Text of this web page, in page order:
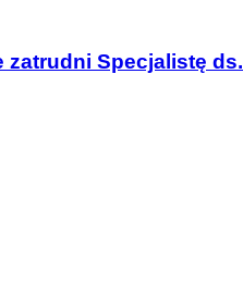
Specjalistę